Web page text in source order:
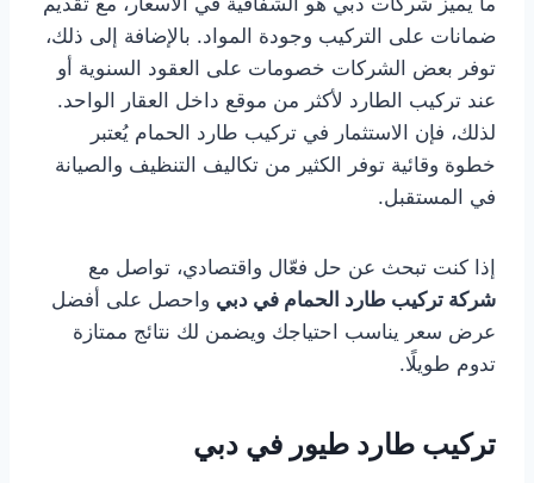
ضمانات على التركيب وجودة المواد. بالإضافة إلى ذلك،
توفر بعض الشركات خصومات على العقود السنوية أو
عند تركيب الطارد لأكثر من موقع داخل العقار الواحد.
لذلك، فإن الاستثمار في تركيب طارد الحمام يُعتبر
خطوة وقائية توفر الكثير من تكاليف التنظيف والصيانة
في المستقبل.
إذا كنت تبحث عن حل فعّال واقتصادي، تواصل مع
شركة تركيب طارد الحمام في دبي واحصل على أفضل
عرض سعر يناسب احتياجك ويضمن لك نتائج ممتازة
تدوم طويلًا.
تركيب طارد طيور في دبي